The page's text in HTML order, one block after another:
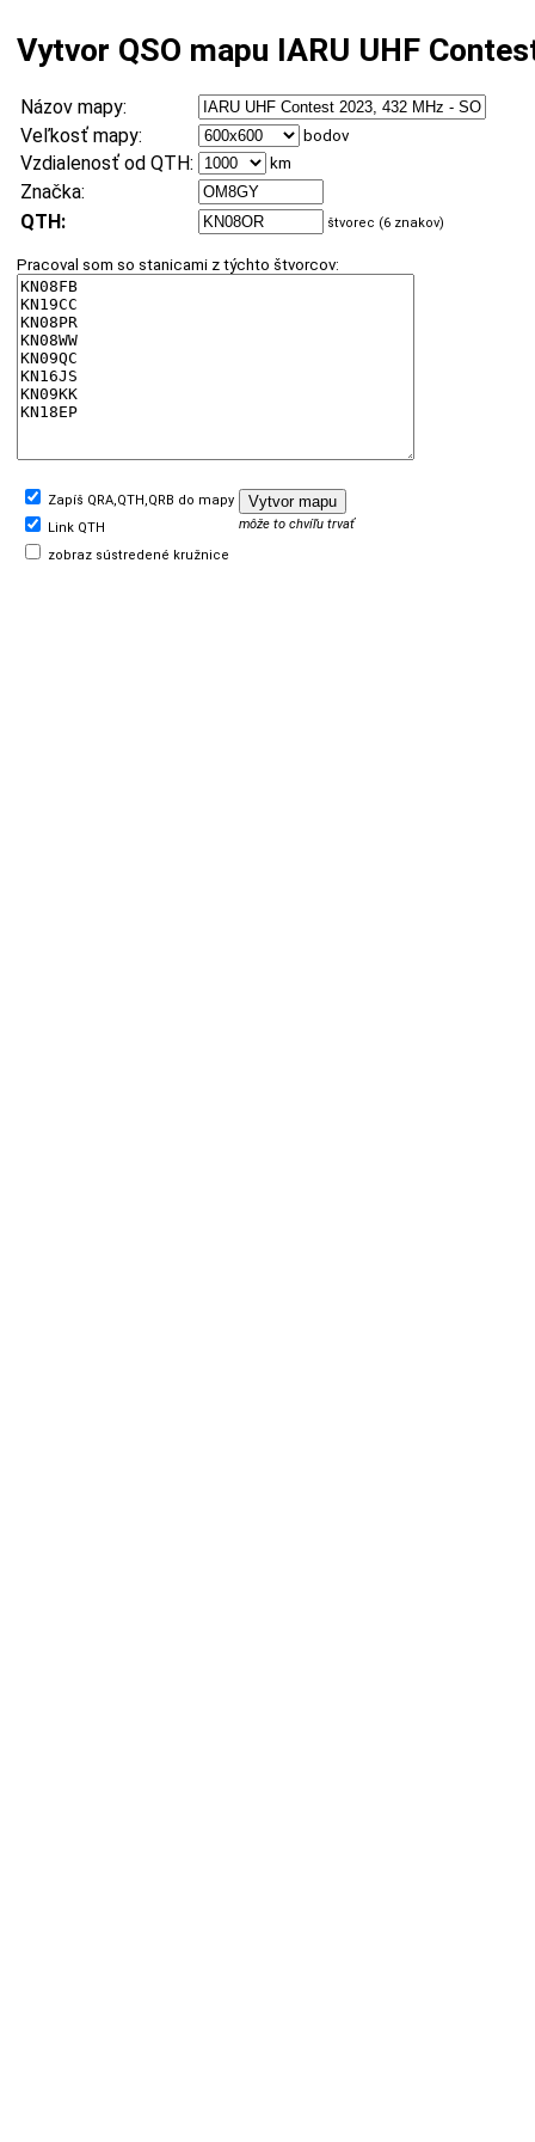
Vytvor QSO mapu IARU UHF
Názov mapy:
Veľkosť mapy:
bodov
Vzdialenosť od QTH: km
Značka:
QTH:
štvorec (6 znakov)
Pracoval som so stanicami z týchto štvorcov:
Zapíš QRA,QTH,QRB do mapy
môže to chvíľu trvať
Link QTH
zobraz sústredené kružnice